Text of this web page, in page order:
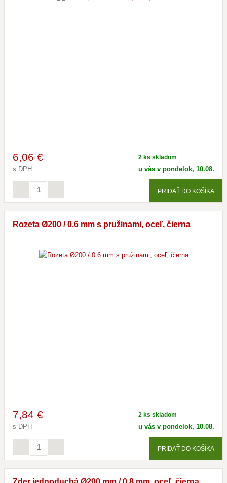
6,06 €
s DPH
2 ks skladom
u vás v pondelok, 10.08.
PRIDAŤ DO KOŠÍKA
Rozeta Ø200 / 0.6 mm s pružinami, oceľ, čierna
7,84 €
s DPH
2 ks skladom
u vás v pondelok, 10.08.
PRIDAŤ DO KOŠÍKA